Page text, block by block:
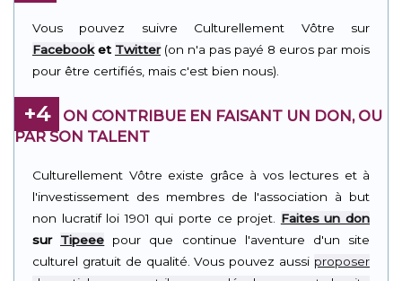
Vous pouvez suivre Culturellement Vôtre sur
Facebooket Twitter(on n'a pas payé 8 euros par mois
pour être certifiés, mais c'est bien nous).
+4
ON CONTRIBUE EN FAISANT UN DON, OU
PAR SON TALENT
Culturellement Vôtre existe grâce à vos lectures et à
l'investissement des membres de l'association à but
non lucratif loi 1901 qui porte ce projet. Faites un don
sur Tipeee pour que continue l'aventure d'un site
culturel gratuit de qualité. Vous pouvez aussi proposer